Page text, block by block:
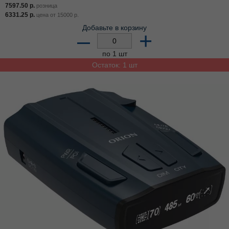
7597.50 р. розница
6331.25 р. цена от 15000 р.
Добавьте в корзину
– +
по 1 шт
Остаток: 1 шт